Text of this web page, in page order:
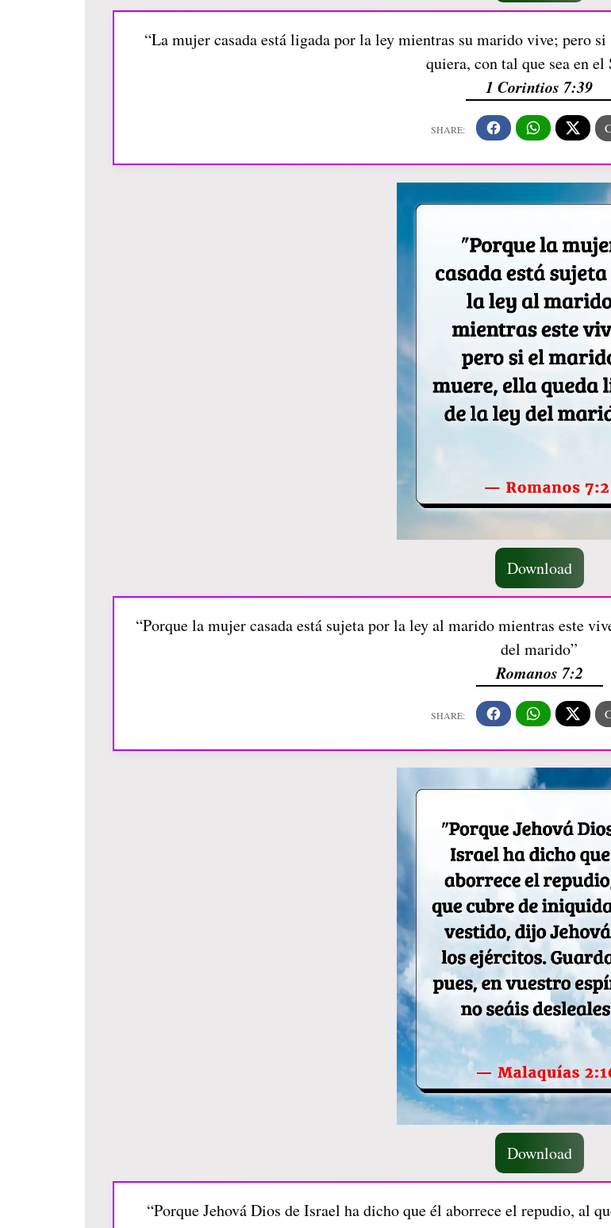
“La mujer casada está ligada por la ley mientras su marido vive; pero
quiera, con tal que sea en el
1 Corintios 7:39
Download
“Porque la mujer casada está sujeta por la ley al marido mientras este
del marido”
Romanos 7:2
Download
“Porque Jehová Dios de Israel ha dicho que él aborrece el repudio, al